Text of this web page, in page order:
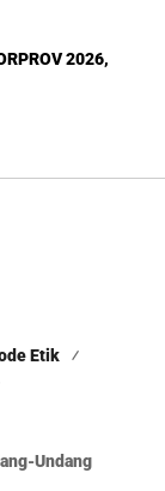
2026,
Etik
Undang